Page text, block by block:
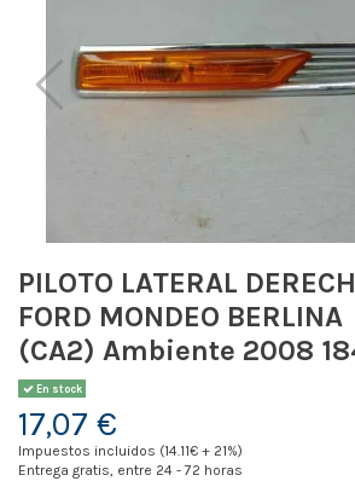
PILOTO LATERAL
FORD MONDEO BERLINA
(CA2) Ambiente 2008
En stock
17,07 €
Impuestos incluidos (14.11€ + 21%)
Entrega gratis, entre 24 - 72 horas